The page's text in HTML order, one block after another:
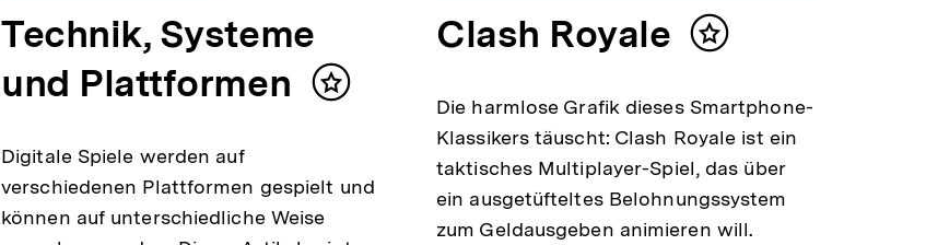
Technik, Systeme
und Plattformen
Inhalt
Digitale Spiele werden auf
verschiedenen Plattformen gespielt und
können auf unterschiedliche Weise
Clash Royale
Inhalt
Die harmlose Grafik dieses Smartphone-
Klassikers täuscht: Clash Royale ist ein
taktisches Multiplayer-Spiel, das über
ein ausgetüfteltes Belohnungssystem
zum Geldausgeben animieren will.